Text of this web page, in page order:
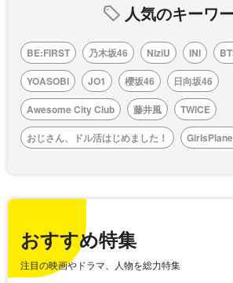
人気のキーワ
BE:FIRST 乃木坂46 NiziU INI
YOASOBI
JO1 櫻坂46
日向坂46
Awesome City Club
藤井風
TWICE
おじさん、ドル活はじめました！
おすすめ特集
注目の映画やドラマ、人物を総力特集